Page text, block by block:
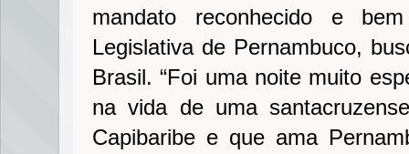
mandato reconhecido e
Legislativa de Pernambuco,
Brasil. “Foi uma noite muito
na vida de uma
Capibaribe e que ama